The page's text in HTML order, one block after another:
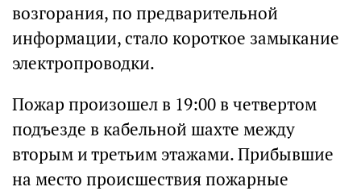
возгорания, по предварительной
информации, стало короткое замыкание
электропроводки.
Пожар произошел в 19:00 в четвертом
подъезде в кабельной шахте между
вторым и третьим этажами. Прибывшие
на место происшествия пожарные